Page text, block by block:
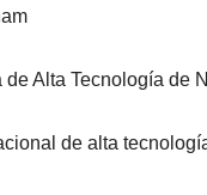
Alta Tecnología de
de alta